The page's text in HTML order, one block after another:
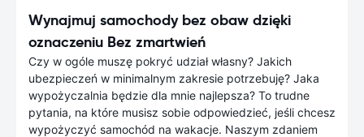
Wynajmuj samochody bez obaw dzięki
oznaczeniu Bez zmartwień
Czy w ogóle muszę pokryć udział własny? Jakich
ubezpieczeń w minimalnym zakresie potrzebuję? Jaka
wypożyczalnia będzie dla mnie najlepsza? To trudne
pytania, na które musisz sobie odpowiedzieć, jeśli chcesz
wypożyczyć samochód na wakacje. Naszym zdaniem